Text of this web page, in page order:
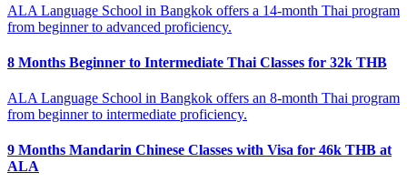
ALA Language School in Bangkok offers a 14-month Thai program
from beginner to advanced proficiency.
8 Months Beginner to Intermediate Thai Classes for 32k THB
ALA Language School in Bangkok offers an 8-month Thai program
from beginner to intermediate proficiency.
9 Months Mandarin Chinese Classes with Visa for 46k THB at
ALA